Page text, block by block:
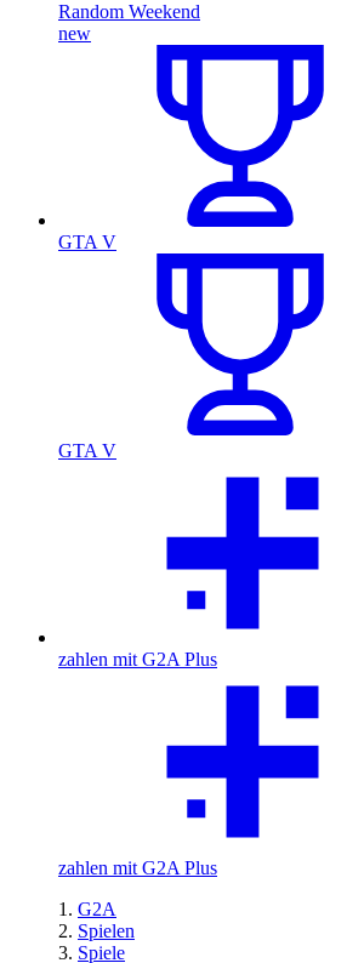
Random Weekend
new
GTA V
GTA V
zahlen mit G2A Plus
zahlen mit G2A Plus
G2A
Spielen
Spiele